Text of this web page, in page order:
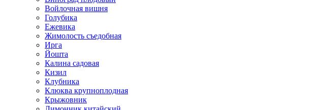
Войлочная вишня
Голубика
Ежевика
Жимолость съедобная
Ирга
Йошта
Калина садовая
Кизил
Клубника
Клюква крупноплодная
Крыжовник